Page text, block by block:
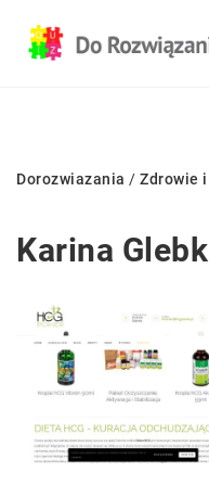
Dorozwiazania / Zdrowie
Karina